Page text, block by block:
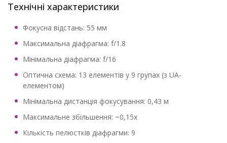
Технічні характеристики
Фокусна відстань: 55 мм
Максимальна діафрагма: f/1.8
Мінімальна діафрагма: f/16
Оптична схема: 13 елементів у 9 групах (з UA-
елементом)
Мінімальна дистанція фокусування: 0,43 м
Максимальне збільшення: ~0,15x
Кількість пелюстків діафрагми: 9